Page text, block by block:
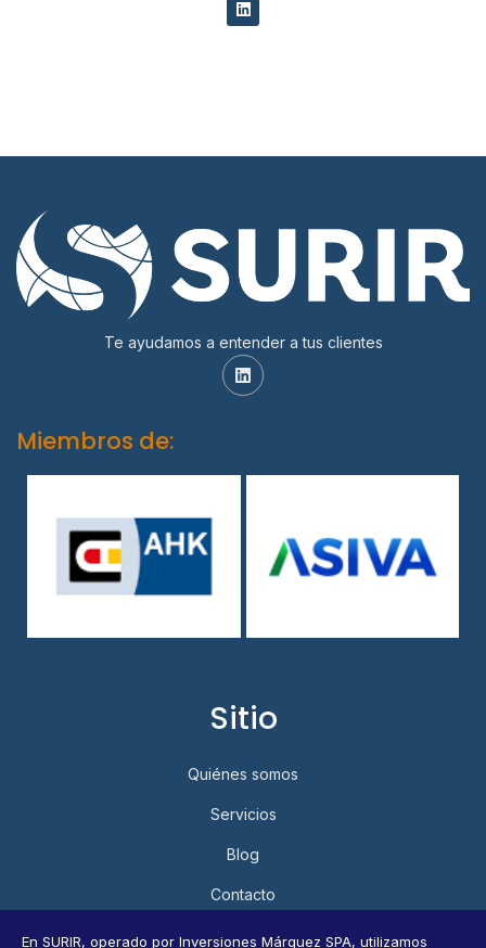
En SURIR, operado por Inversiones Márquez SPA, utilizamos
Te ayudamos a entender a tus clientes
Miembros de:
Sitio
Quiénes somos
Servicios
Blog
Contacto
Política de Privacidad y Protección de Datos Personales